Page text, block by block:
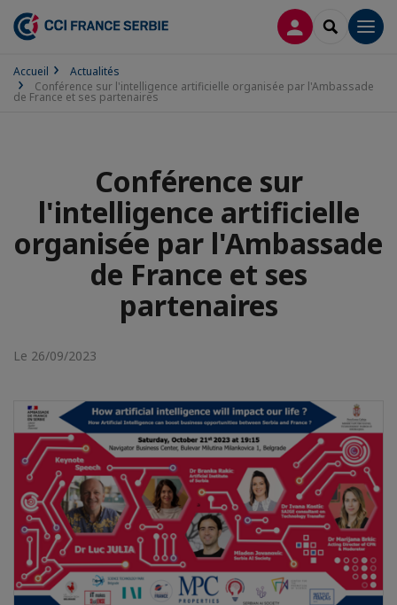
CONNEXION
Accueil
Actualités
Conférence sur l'intelligence artificielle organisée par l'Ambassade
de France et ses partenaires
Conférence sur
l'intelligence artificielle
organisée par l'Ambassade
de France et ses
partenaires
Le 26/09/2023